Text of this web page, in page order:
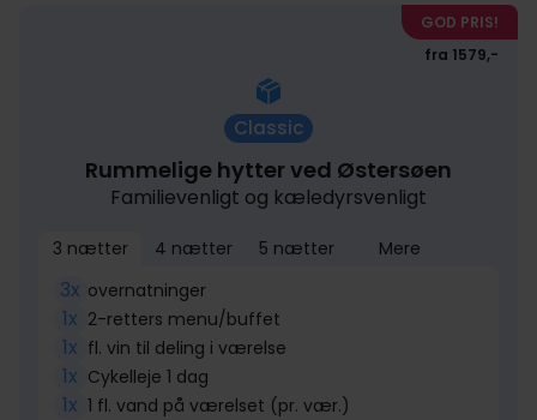
GOD PRIS!
fra 1579,-
Classic
Rummelige hytter ved Østersøen
Familievenligt og kæledyrsvenligt
3 nætter 4 nætter 5 nætter Mere
3x overnatninger
1x 2-retters menu/buffet
1x fl. vin til deling i værelse
1x Cykelleje 1 dag
1x 1 fl. vand på værelset (pr. vær.)